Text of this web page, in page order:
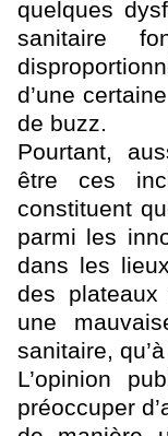
quelques
sanitaire
d’une
de buzz.
Pourtant,
être ces
constituent
parmi les
dans les
des
une
sanitaire,
L’opinion
préoccuper